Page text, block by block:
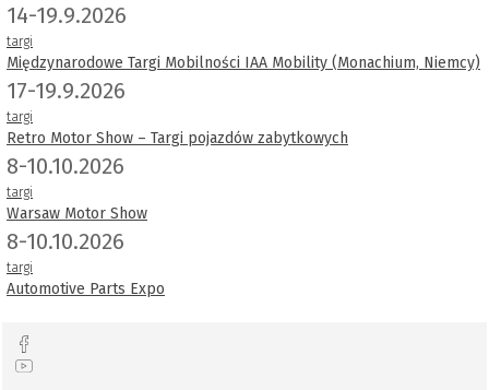
14-19.9.2026
targi
Międzynarodowe Targi Mobilności IAA Mobility (Monachium, Niemcy)
17-19.9.2026
targi
Retro Motor Show – Targi pojazdów zabytkowych
8-10.10.2026
targi
Warsaw Motor Show
8-10.10.2026
targi
Automotive Parts Expo